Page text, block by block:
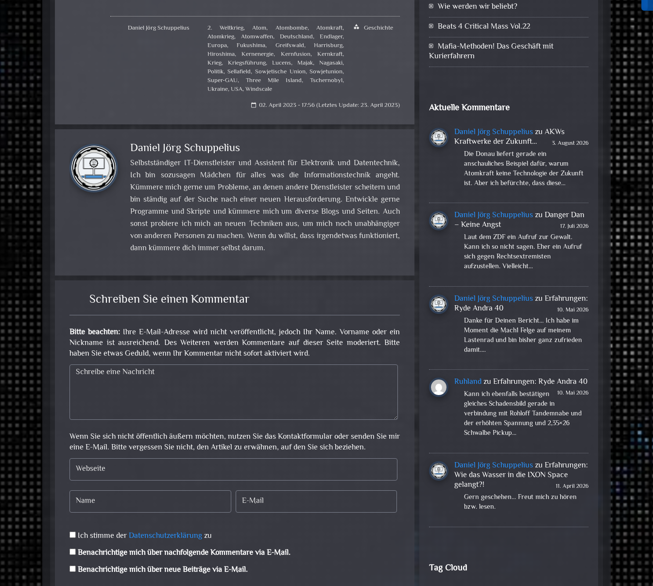
Daniel Jörg Schuppelius 2. Weltkrieg,Atom, Atombombe,Atomkraft,
Atomkrieg, Atomwaffen,Deutschland,Endlager,
Europa,Fukushima, Greifswald,Harrisburg,
Hiroshima,Kernenergie, Kernfusion,Kernkraft,
Krieg, Kriegsführung, Lucens, Majak,Nagasaki,
Politik,Sellafield, Sowjetische Union,Sowjetunion,
Super-GAU, Three Mile Island,Tschernobyl,
Ukraine,USA,Windscale
category Geschichte
calendar_today 02. April 2023 - 17:56 (Letztes Update: 23. April 2023)
Daniel Jörg Schuppelius
Selbstständiger IT-Dienstleister und Assistent für Elektronik und Datentechnik,
Ich bin sozusagen Mädchen für alles was die Informationstechnik angeht.
Kümmere mich gerne um Probleme, an denen andere Dienstleister scheitern und
bin ständig auf der Suche nach einer neuen Herausforderung. Entwickle gerne
Programme und Skripte und kümmere mich um diverse Blogs und Seiten. Auch
sonst probiere ich mich an neuen Techniken aus, um mich noch unabhängiger
von anderen Personen zu machen. Wenn du willst, dass irgendetwas funktioniert,
dann kümmere dich immer selbst darum.
Schreiben Sie einen Kommentar
Bitte beachten: Ihre E-Mail-Adresse wird nicht veröffentlicht, jedoch Ihr Name. Vorname oder ein
Nickname ist ausreichend. Des Weiteren werden Kommentare auf dieser Seite moderiert. Bitte
haben Sie etwas Geduld, wenn Ihr Kommentar nicht sofort aktiviert wird.
Wenn Sie sich nicht öffentlich äußern möchten, nutzen Sie das Kontaktformular oder senden Sie mir
eine E-Mail. Bitte vergessen Sie nicht, den Artikel zu erwähnen, auf den Sie sich beziehen.
Ich stimme derDatenschutzerklärungzu
Benachrichtige mich über nachfolgende Kommentare via E-Mail.
Benachrichtige mich über neue Beiträge via E-Mail.
Wie werden wir beliebt?
Beats 4 Critical Mass Vol.22
Mafia-Methoden! Das Geschäft mit
Kurierfahrern
Aktuelle Kommentare
Daniel Jörg SchuppeliuszuAKWs
Kraftwerke der Zukunft…
3. August 2026
Die Donau liefert gerade ein
anschauliches Beispiel dafür, warum
Atomkraft keine Technologie der Zukunft
ist. Aber ich befürchte, dass diese…
Daniel Jörg SchuppeliuszuDanger Dan
– Keine Angst
17. Juli 2026
Laut dem ZDF ein Aufruf zur Gewalt.
Kann ich so nicht sagen. Eher ein Aufruf
sich gegen Rechtsextremisten
aufzustellen. Vielleicht…
Daniel Jörg SchuppeliuszuErfahrungen:
Ryde Andra 40
10. Mai 2026
Danke für Deinen Bericht... Ich habe im
Moment die Mach1 Felge auf meinem
Lastenrad und bin bisher ganz zufrieden
damit.…
RuhlandzuErfahrungen: Ryde Andra 40
10. Mai 2026
Kann ich ebenfalls bestätigen
gleiches Schadensbild gerade in
verbindung mit Rohloff Tandemnabe und
der erhöhten Spannung und 2,35×26
Schwalbe Pickup…
Daniel Jörg SchuppeliuszuErfahrungen:
Wie das Wasser in die IXON Space
gelangt?!
11. April 2026
Gern geschehen... Freut mich zu hören
bzw. lesen.
Tag Cloud